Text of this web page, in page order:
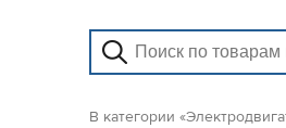
В категории